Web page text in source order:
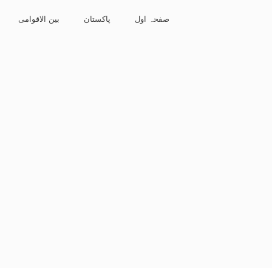
بین الاقوامی پاکستان صفحہ اول